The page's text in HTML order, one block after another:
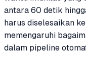
antara 60 detik
harus diselesaikan
memengaruhi
dalam pipeline